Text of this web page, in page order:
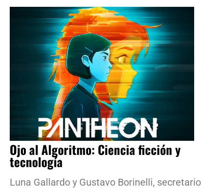
Ojo al Algoritmo: Ciencia ficción y
tecnología
Luna Gallardo y Gustavo Borinelli, secretario